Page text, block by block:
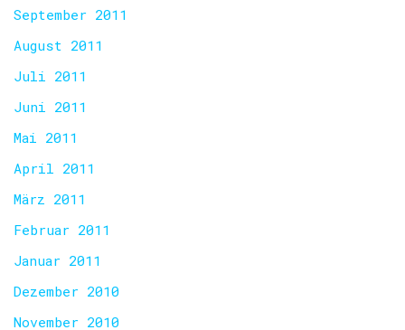
September 2011
August 2011
Juli 2011
Juni 2011
Mai 2011
April 2011
März 2011
Februar 2011
Januar 2011
Dezember 2010
November 2010